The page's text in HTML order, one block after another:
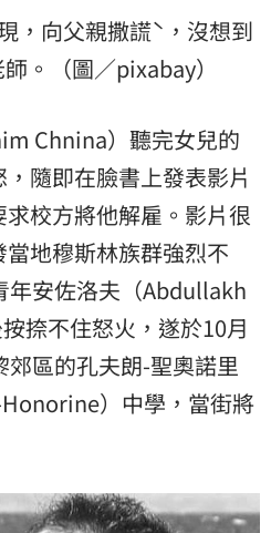
，向父親撒謊ˋ，沒想到
。（圖／pixabay）
Chnina）聽完女兒的
隨即在臉書上發表影片
校方將他解雇。影片很
地穆斯林族群強烈不
年安佐洛夫（Abdullakh
捺不住怒火，遂於10月
區的孔夫朗-聖奧諾里
）中學，當街將